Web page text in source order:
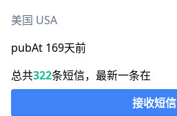
美国 USA
pubAt 169天前
总共322条短信，最新一条在
接收短信